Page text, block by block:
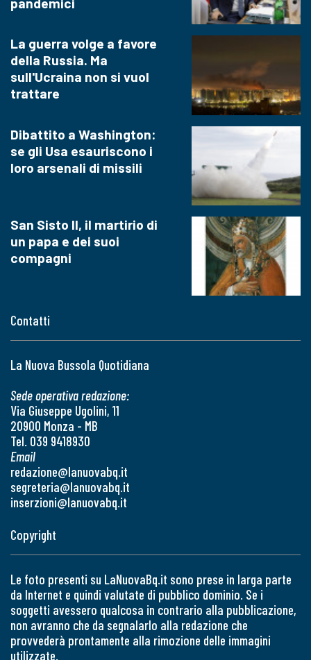
Contatti
La Nuova Bussola Quotidiana
Sede operativa redazione:
Via Giuseppe Ugolini, 11
20900 Monza - MB
Tel. 039 9418930
Email
redazione@lanuovabq.it
segreteria@lanuovabq.it
inserzioni@lanuovabq.it
La guerra volge a favore
della Russia. Ma
sull'Ucraina non si vuol
trattare
Dibattito a Washington:
se gli Usa esauriscono i
loro arsenali di missili
San Sisto II, il martirio di
un papa e dei suoi
compagni
Copyright
Le foto presenti su LaNuovaBq.it sono prese in larga parte
da Internet e quindi valutate di pubblico dominio. Se i
soggetti avessero qualcosa in contrario alla pubblicazione,
non avranno che da segnalarlo alla redazione che
provvederà prontamente alla rimozione delle immagini
utilizzate.